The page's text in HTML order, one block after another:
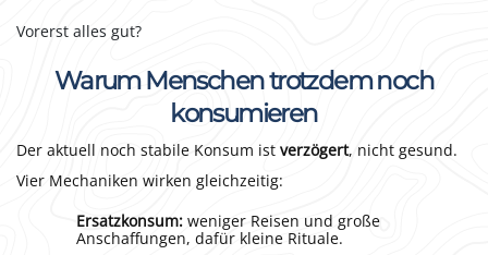
Vorerst alles gut?
Warum Menschen trotzdem noch
konsumieren
Der aktuell noch stabile Konsum ist verzögert, nicht gesund.
Vier Mechaniken wirken gleichzeitig:
Ersatzkonsum: weniger Reisen und große
Anschaffungen, dafür kleine Rituale.